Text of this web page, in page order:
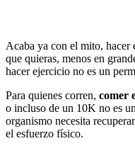
Acaba ya con el mito, hacer
que quieras, menos en
hacer ejercicio no es un
Para quienes corren, comer
o incluso de un 10K no es
organismo necesita
el esfuerzo físico.